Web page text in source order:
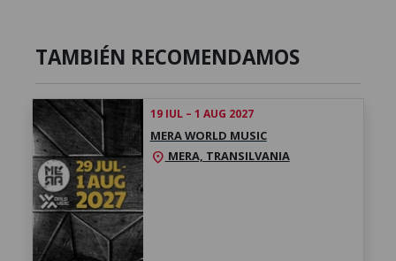
TAMBIÉN RECOMENDAMOS
19 IUL – 1 AUG 2027
MERA WORLD MUSIC
location_on MERA, TRANSILVANIA